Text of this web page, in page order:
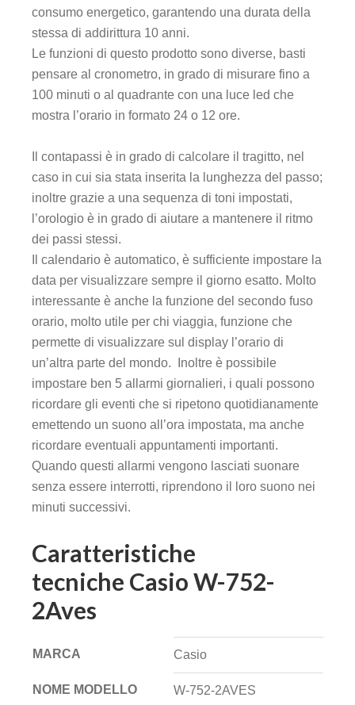
consumo energetico, garantendo una durata della
stessa di addirittura 10 anni.
Le funzioni di questo prodotto sono diverse, basti
pensare al cronometro, in grado di misurare fino a
100 minuti o al quadrante con una luce led che
mostra l’orario in formato 24 o 12 ore.
Il contapassi è in grado di calcolare il tragitto, nel
caso in cui sia stata inserita la lunghezza del passo;
inoltre grazie a una sequenza di toni impostati,
l’orologio è in grado di aiutare a mantenere il ritmo
dei passi stessi.
Il calendario è automatico, è sufficiente impostare la
data per visualizzare sempre il giorno esatto. Molto
interessante è anche la funzione del secondo fuso
orario, molto utile per chi viaggia, funzione che
permette di visualizzare sul display l’orario di
un’altra parte del mondo. Inoltre è possibile
impostare ben 5 allarmi giornalieri, i quali possono
ricordare gli eventi che si ripetono quotidianamente
emettendo un suono all’ora impostata, ma anche
ricordare eventuali appuntamenti importanti.
Quando questi allarmi vengono lasciati suonare
senza essere interrotti, riprendono il loro suono nei
minuti successivi.
Caratteristiche
tecniche Casio W-752-
2Aves
MARCA Casio
NOME MODELLO W-752-2AVES